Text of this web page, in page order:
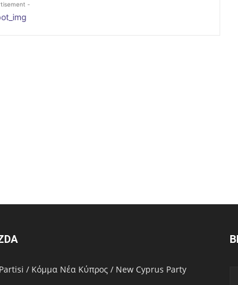
-
Partisi / Κόμμα Νέα Κύπρος / New Cyprus Party